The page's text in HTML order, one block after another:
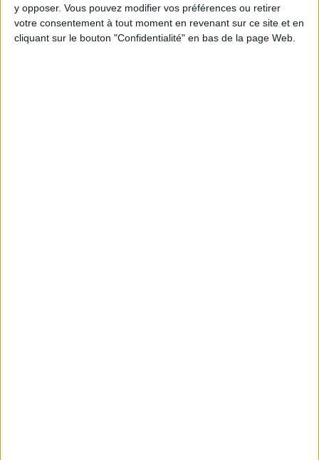
y opposer. Vous pouvez modifier vos préférences ou retirer
votre consentement à tout moment en revenant sur ce site et en
cliquant sur le bouton "Confidentialité" en bas de la page Web.